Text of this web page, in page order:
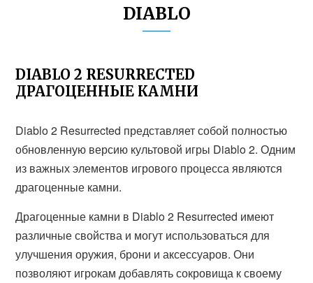
DIABLO
DIABLO 2 RESURRECTED
ДРАГОЦЕННЫЕ КАМНИ
Diablo 2 Resurrected представляет собой полностью
обновленную версию культовой игры Diablo 2. Одним
из важных элементов игрового процесса являются
драгоценные камни.
Драгоценные камни в Diablo 2 Resurrected имеют
различные свойства и могут использоваться для
улучшения оружия, брони и аксессуаров. Они
позволяют игрокам добавлять сокровища к своему